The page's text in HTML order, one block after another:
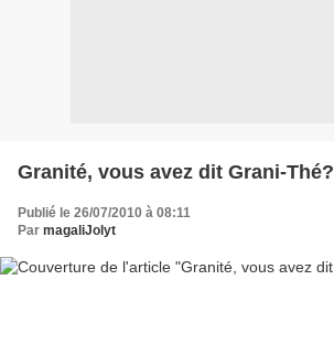
Granité, vous avez dit Grani-Thé?
Publié le 26/07/2010 à 08:11
Par magaliJolyt